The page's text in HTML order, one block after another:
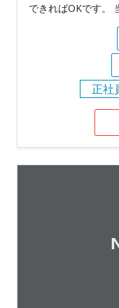
できればOKです。
正社